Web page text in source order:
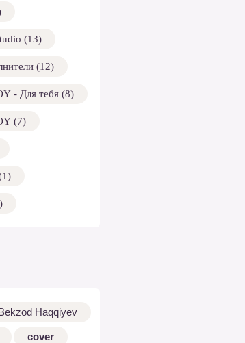
(13)
(12)
- Для тебя (8)
(7)
Haqqiyev
cover